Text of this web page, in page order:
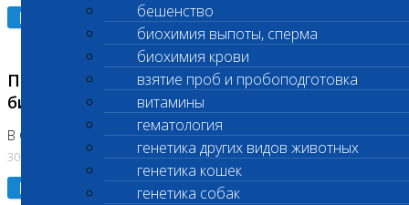
бешенство
биохимия выпоты, сперма
биохимия крови
взятие проб и пробоподготовка
витамины
гематология
генетика других видов животных
генетика кошек
генетика собак
Подробнее
Приостановлено выполнение срочных
биохимических исследований
В Сколково. Код (123,309,310)
30.07.2026
Подробнее